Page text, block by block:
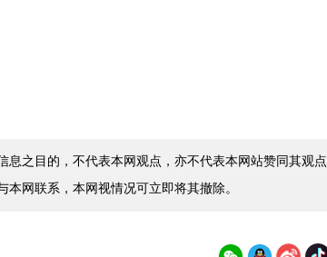
之目的，不代表本网观点，亦不代表本网站赞同其观点
网联系，本网视情况可立即将其撤除。